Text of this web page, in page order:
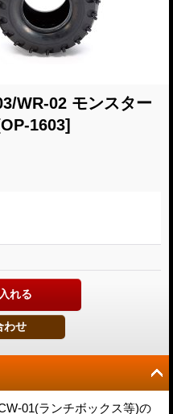
WR-02 モンスター
1603]
01(ランチボックス等)の